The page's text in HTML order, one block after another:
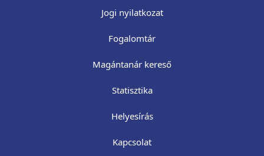
Jogi nyilatkozat
Fogalomtár
Magántanár kereső
Statisztika
Helyesírás
Kapcsolat